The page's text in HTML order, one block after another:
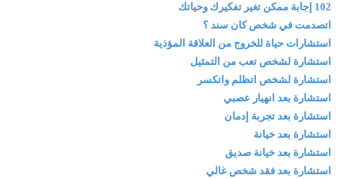
102 إجابة ممكن تغير تفكيرك وحياتك
اتصدمت في شخص كان سند ؟
استشارات حياة للخروج من العلاقة المؤذية
استشارة لشخص تعب من التمثيل
استشارة لشخص اتظلم واتكسر
استشارة بعد انهيار عصبي
استشارة بعد تجربة إدمان
استشارة بعد خيانة
استشارة بعد خيانة صديق
استشارة بعد فقد شخص غالي